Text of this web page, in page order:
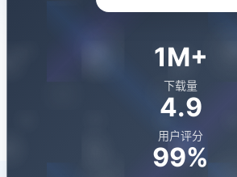
1M+
下载量
4.9
用户评分
99%